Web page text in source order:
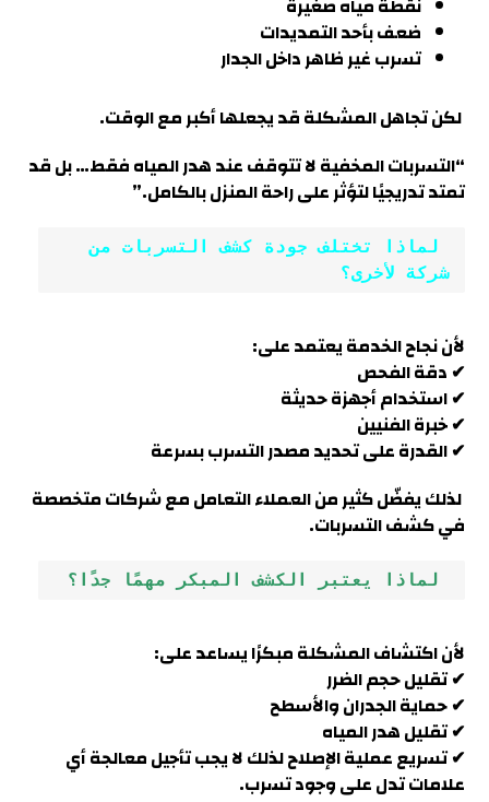
نقطة مياه صغيرة
ضعف بأحد التمديدات
تسرب غير ظاهر داخل الجدار
لكن تجاهل المشكلة قد يجعلها أكبر مع الوقت.
“التسربات المخفية لا تتوقف عند هدر المياه فقط… بل قد
تمتد تدريجيًا لتؤثر على راحة المنزل بالكامل.”
لماذا تختلف جودة كشف التسربات من
شركة لأخرى؟
لأن نجاح الخدمة يعتمد على:
✔ دقة الفحص
✔ استخدام أجهزة حديثة
✔ خبرة الفنيين
✔ القدرة على تحديد مصدر التسرب بسرعة
لذلك يفضّل كثير من العملاء التعامل مع شركات متخصصة
في كشف التسربات.
لماذا يعتبر الكشف المبكر مهمًا جدًا؟
لأن اكتشاف المشكلة مبكرًا يساعد على:
✔ تقليل حجم الضرر
✔ حماية الجدران والأسطح
✔ تقليل هدر المياه
✔ تسريع عملية الإصلاح لذلك لا يجب تأجيل معالجة أي
علامات تدل على وجود تسرب.